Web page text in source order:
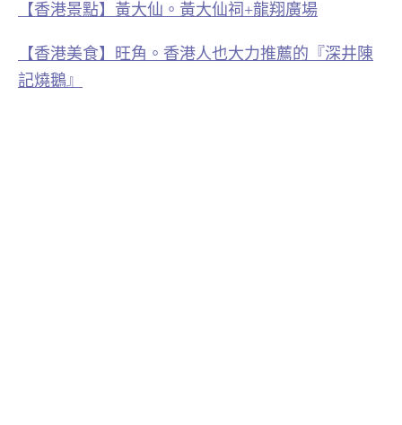
【香港景點】黃大仙。黃大仙祠+龍翔廣場
【香港美食】旺角。香港人也大力推薦的『深井陳
記燒鵝』